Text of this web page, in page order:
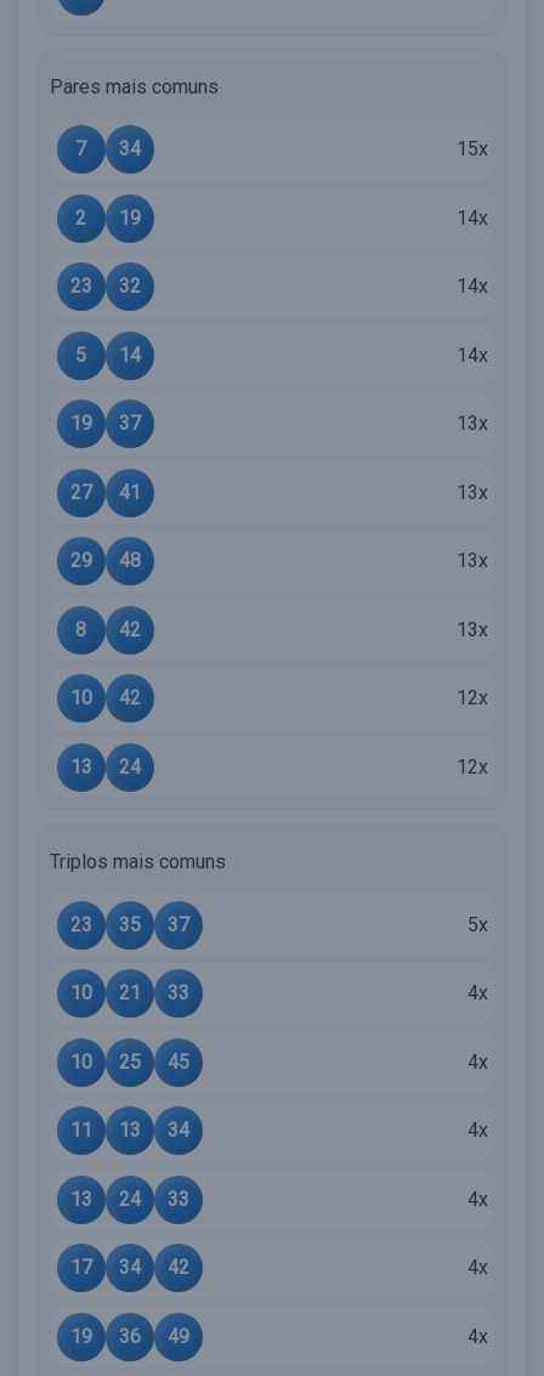
Pares mais comuns
7 34 15x
2 19 14x
23 32 14x
5 14 14x
19 37 13x
27 41 13x
29 48 13x
8 42 13x
10 42 12x
13 24 12x
Triplos mais comuns
23 35 37 5x
10 21 33 4x
10 25 45 4x
11 13 34 4x
13 24 33 4x
17 34 42 4x
19 36 49 4x